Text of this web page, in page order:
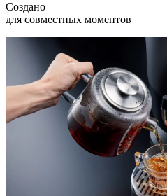
Создано
для совместных моментов